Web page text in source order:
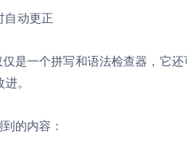
自动更正
是一个拼写和语法检查器，它
。
的内容：